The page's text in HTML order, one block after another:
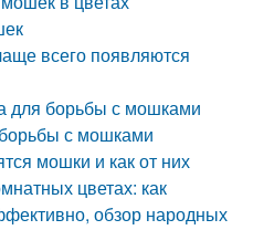
всего появляются
для борьбы с мошками
с мошками
мошки и как от них
цветах: как
обзор народных